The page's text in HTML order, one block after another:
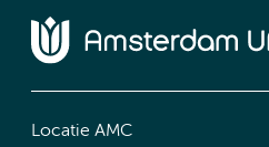
Locatie AMC